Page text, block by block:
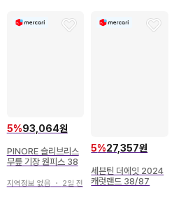
5%93,064원
PINORE 슬리브리스
무릎 기장 원피스 38
지역정보 없음 ・ 2일 전
5%27,357원
세븐틴 더에잇 2024
캐럿랜드 38/87